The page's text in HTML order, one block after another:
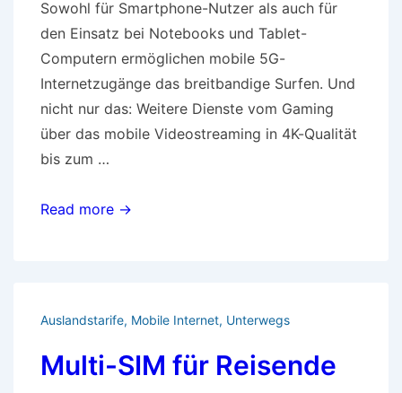
Sowohl für Smartphone-Nutzer als auch für
den Einsatz bei Notebooks und Tablet-
Computern ermöglichen mobile 5G-
Internetzugänge das breitbandige Surfen. Und
nicht nur das: Weitere Dienste vom Gaming
über das mobile Videostreaming in 4K-Qualität
bis zum …
Mobile
Read more →
Auslandstarife, Mobile Internet, Unterwegs
Multi-SIM für Reisende